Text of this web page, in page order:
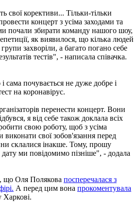
свої корективи... Тільки-тільки
концерт з усіма заходами та
почали збирати команду нашого шоу,
як виявилося, що кілька людей
групи захворіли, а багато погано себе
тестів", - написала співачка.
сама почувається не дуже добре і
на коронавірус.
перенести концерт. Вони
я від себе також доклала всіх
свою роботу, щоб з усіма
свої зобов'язання перед
склалися інакше. Тому, прошу
дату ми повідомимо пізніше", - додала
що Оля Полякова посперечалася з
А перед цим вона прокоментувала
Харкові.